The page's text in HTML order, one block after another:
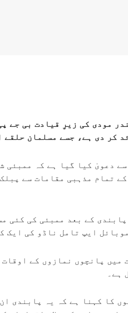
مودی کی زیرِ قیادت بی جے
کر دی ہے، جسے مسلمان
دعویٰ کیا گیا ہے کہ ممبئی
تمام مذہبی مقامات سے
پابندی کے بعد ممبئی کی کئی
ایپ تامل ناڈو کی ایک
میں پانچوں نمازوں کے
ہے۔
کا کہنا ہے کہ یہ پابندی